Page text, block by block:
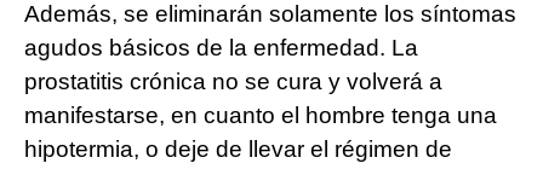
Además, se eliminarán solamente los síntomas
agudos básicos de la enfermedad. La
prostatitis crónica no se cura y volverá a
manifestarse, en cuanto el hombre tenga una
hipotermia, o deje de llevar el régimen de